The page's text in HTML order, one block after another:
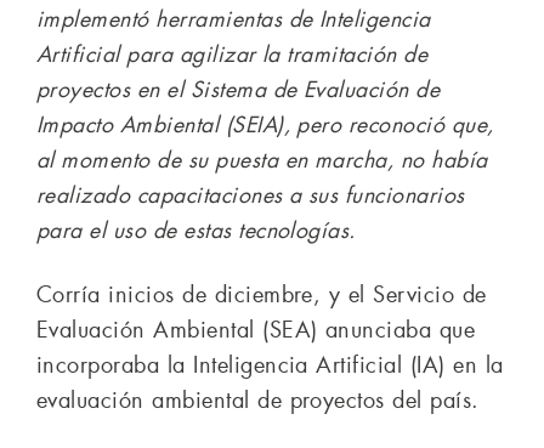
implementó herramientas de Inteligencia
Artificial para agilizar la tramitación de
proyectos en el Sistema de Evaluación de
Impacto Ambiental (SEIA), pero reconoció que,
al momento de su puesta en marcha, no había
realizado capacitaciones a sus funcionarios
para el uso de estas tecnologías.
Corría inicios de diciembre, y el Servicio de
Evaluación Ambiental (SEA) anunciaba que
incorporaba la Inteligencia Artificial (IA) en la
evaluación ambiental de proyectos del país.